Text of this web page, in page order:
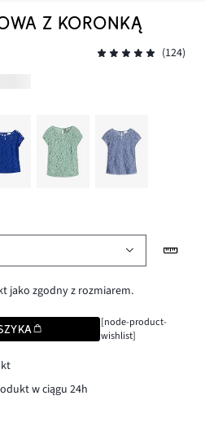
Z KORONKĄ
(124)
jako zgodny z rozmiarem.
[node-product-
wishlist]
w ciągu 24h